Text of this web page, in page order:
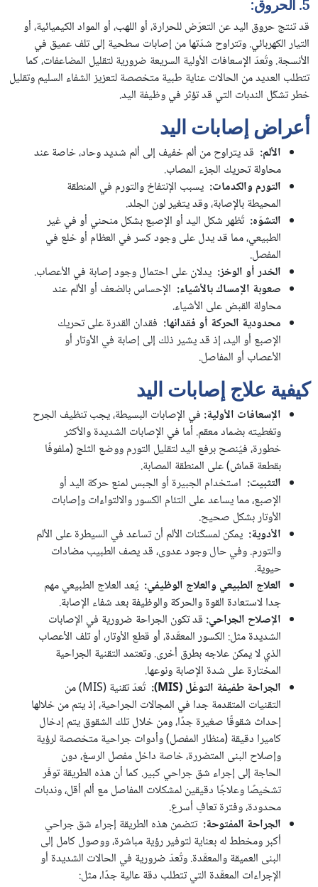
5. الحروق:
قد تنتج حروق اليد عن التعرّض للحرارة، أو اللهب، أو المواد الكيميائية، أو
التيار الكهربائي. وتتراوح شدّتها من إصابات سطحية إلى تلف عميق في
الأنسجة. وتُعدّ الإسعافات الأولية السريعة ضرورية لتقليل المضاعفات، كما
تتطلب العديد من الحالات عناية طبية متخصصة لتعزيز الشفاء السليم وتقليل
خطر تشكّل الندبات التي قد تؤثر في وظيفة اليد.
أعراض إصابات اليد
الألم: قد يتراوح من ألم خفيف إلى ألم شديد وحاد، خاصة عند
محاولة تحريك الجزء المصاب.
التورم والكدمات: يسبب الإنتفاخ والتورم في المنطقة
المحيطة بالإصابة، وقد يتغير لون الجلد.
التشوّه: تُظهر شكل اليد أو الإصبع بشكل منحني أو في غير
الطبيعي، مما قد يدل على وجود كسر في العظام أو خلع في
المفصل.
الخدر أو الوخز: يدلان على احتمال وجود إصابة في الأعصاب.
صعوبة الإمساك بالأشياء: الإحساس بالضعف أو الألم عند
محاولة القبض على الأشياء.
محدودية الحركة أو فقدانها: فقدان القدرة على تحريك
الإصبع أو اليد، إذ قد يشير ذلك إلى إصابة في الأوتار أو
الأعصاب أو المفاصل.
كيفية علاج إصابات اليد
الإسعافات الأولية: في الإصابات البسيطة، يجب تنظيف الجرح
وتغطيته بضماد معقم. أما في الإصابات الشديدة والأكثر
خطورة، فيُنصح برفع اليد لتقليل التورم ووضع الثلج (ملفوفًا
بقطعة قماش) على المنطقة المصابة.
التثبيت: استخدام الجبيرة أو الجبس لمنع حركة اليد أو
الإصبع، مما يساعد على التئام الكسور والالتواءات وإصابات
الأوتار بشكل صحيح.
الأدوية: يمكن لمسكّنات الألم أن تساعد في السيطرة على الألم
والتورم. وفي حال وجود عدوى، قد يصف الطبيب مضادات
حيوية.
العلاج الطبيعي والعلاج الوظيفي: يُعد العلاج الطبيعي مهم
جدا لاستعادة القوة والحركة والوظيفة بعد شفاء الإصابة.
الإصلاح الجراحي: قد تكون الجراحة ضرورية في الإصابات
الشديدة مثل: الكسور المعقّدة، أو قطع الأوتار، أو تلف الأعصاب
الذي لا يمكن علاجه بطرق أخرى. وتعتمد التقنية الجراحية
المختارة على شدة الإصابة ونوعها.
الجراحة طفيفة التوغّل (MIS
)
:
تُعدّ تقنية (MIS) من
التقنيات المتقدمة جدا في المجالات الجراحية، إذ يتم من خلالها
إحداث شقوقًا صغيرة جدًا، ومن خلال تلك الشقوق يتم إدخال
كاميرا دقيقة (منظار المفصل) وأدوات جراحية متخصصة لرؤية
وإصلاح البنى المتضررة، خاصة داخل مفصل الرسغ، دون
الحاجة إلى إجراء شق جراحي كبير. كما أن هذه الطريقة توفّر
تشخيصًا وعلاجًا دقيقين لمشكلات المفاصل مع ألم أقل، وندبات
محدودة، وفترة تعافٍ أسرع.
الجراحة المفتوحة: تتضمن هذه الطريقة إجراء شق جراحي
أكبر ومخطط له بعناية لتوفير رؤية مباشرة، ووصول كامل إلى
البنى العميقة والمعقّدة. وتُعدّ ضرورية في الحالات الشديدة أو
الإجراءات المعقّدة التي تتطلب دقة عالية جدًا، مثل: